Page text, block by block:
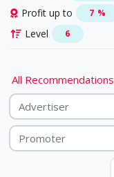
Profit up to 7 %
Level 6
All Recommendations